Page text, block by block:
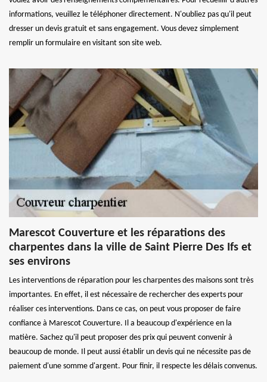
informations, veuillez le téléphoner directement. N'oubliez pas qu'il peut
dresser un devis gratuit et sans engagement. Vous devez simplement
remplir un formulaire en visitant son site web.
Marescot Couverture et les réparations des
charpentes dans la ville de Saint Pierre Des Ifs et
ses environs
Les interventions de réparation pour les charpentes des maisons sont très
importantes. En effet, il est nécessaire de rechercher des experts pour
réaliser ces interventions. Dans ce cas, on peut vous proposer de faire
confiance à Marescot Couverture. Il a beaucoup d'expérience en la
matière. Sachez qu'il peut proposer des prix qui peuvent convenir à
beaucoup de monde. Il peut aussi établir un devis qui ne nécessite pas de
paiement d'une somme d'argent. Pour finir, il respecte les délais convenus.